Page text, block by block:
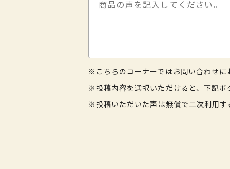
※こちらのコーナーではお問い合わせに
※投稿内容を選択いただけると、下記ボ
※投稿いただいた声は無償で二次利用す